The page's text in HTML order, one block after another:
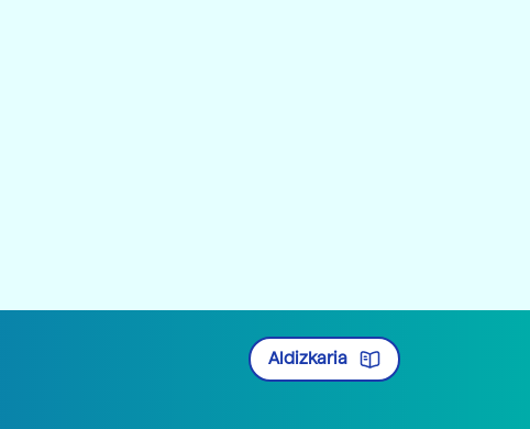
Aldizkaria